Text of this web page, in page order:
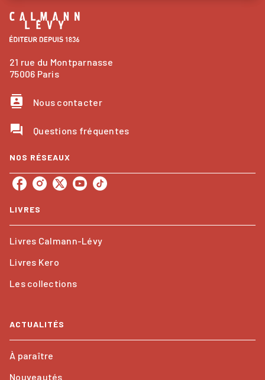
21 rue du Montparnasse
75006 Paris
contacts Nous contacter
question_answer Questions fréquentes
NOS RÉSEAUX
LIVRES
Livres Calmann-Lévy
Livres Kero
Les collections
ACTUALITÉS
À paraître
Nouveautés